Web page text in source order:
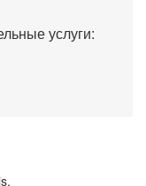
услуги: